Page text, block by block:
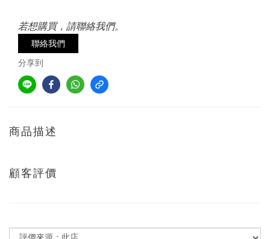
若想購買，請聯絡我們。
聯絡我們
分享到
商品描述
顧客評價